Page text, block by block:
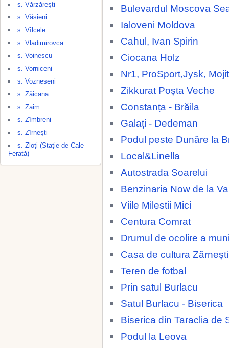
s. Vărzăreşti
s. Văsieni
s. Vîlcele
s. Vladimirovca
s. Voinescu
s. Vorniceni
s. Vozneseni
s. Zăicana
s. Zaim
s. Zîmbreni
s. Zîrneşti
s. Zloți (Stație de Cale
Ferată)
Bulevardul Moscova
Ialoveni Moldova
Cahul, Ivan Spirin
Ciocana Holz
Nr1, ProSport,Jysk,
Zikkurat Poșta Veche
Constanța - Brăila
Galați - Dedeman
Podul peste Dunăre la
Local&Linella
Autostrada Soarelui
Benzinaria Now de la
Viile Milestii Mici
Centura Comrat
Drumul de ocolire a
Casa de cultura Zărnești
Teren de fotbal
Prin satul Burlacu
Satul Burlacu - Biserica
Biserica din Taraclia de
Podul la Leova